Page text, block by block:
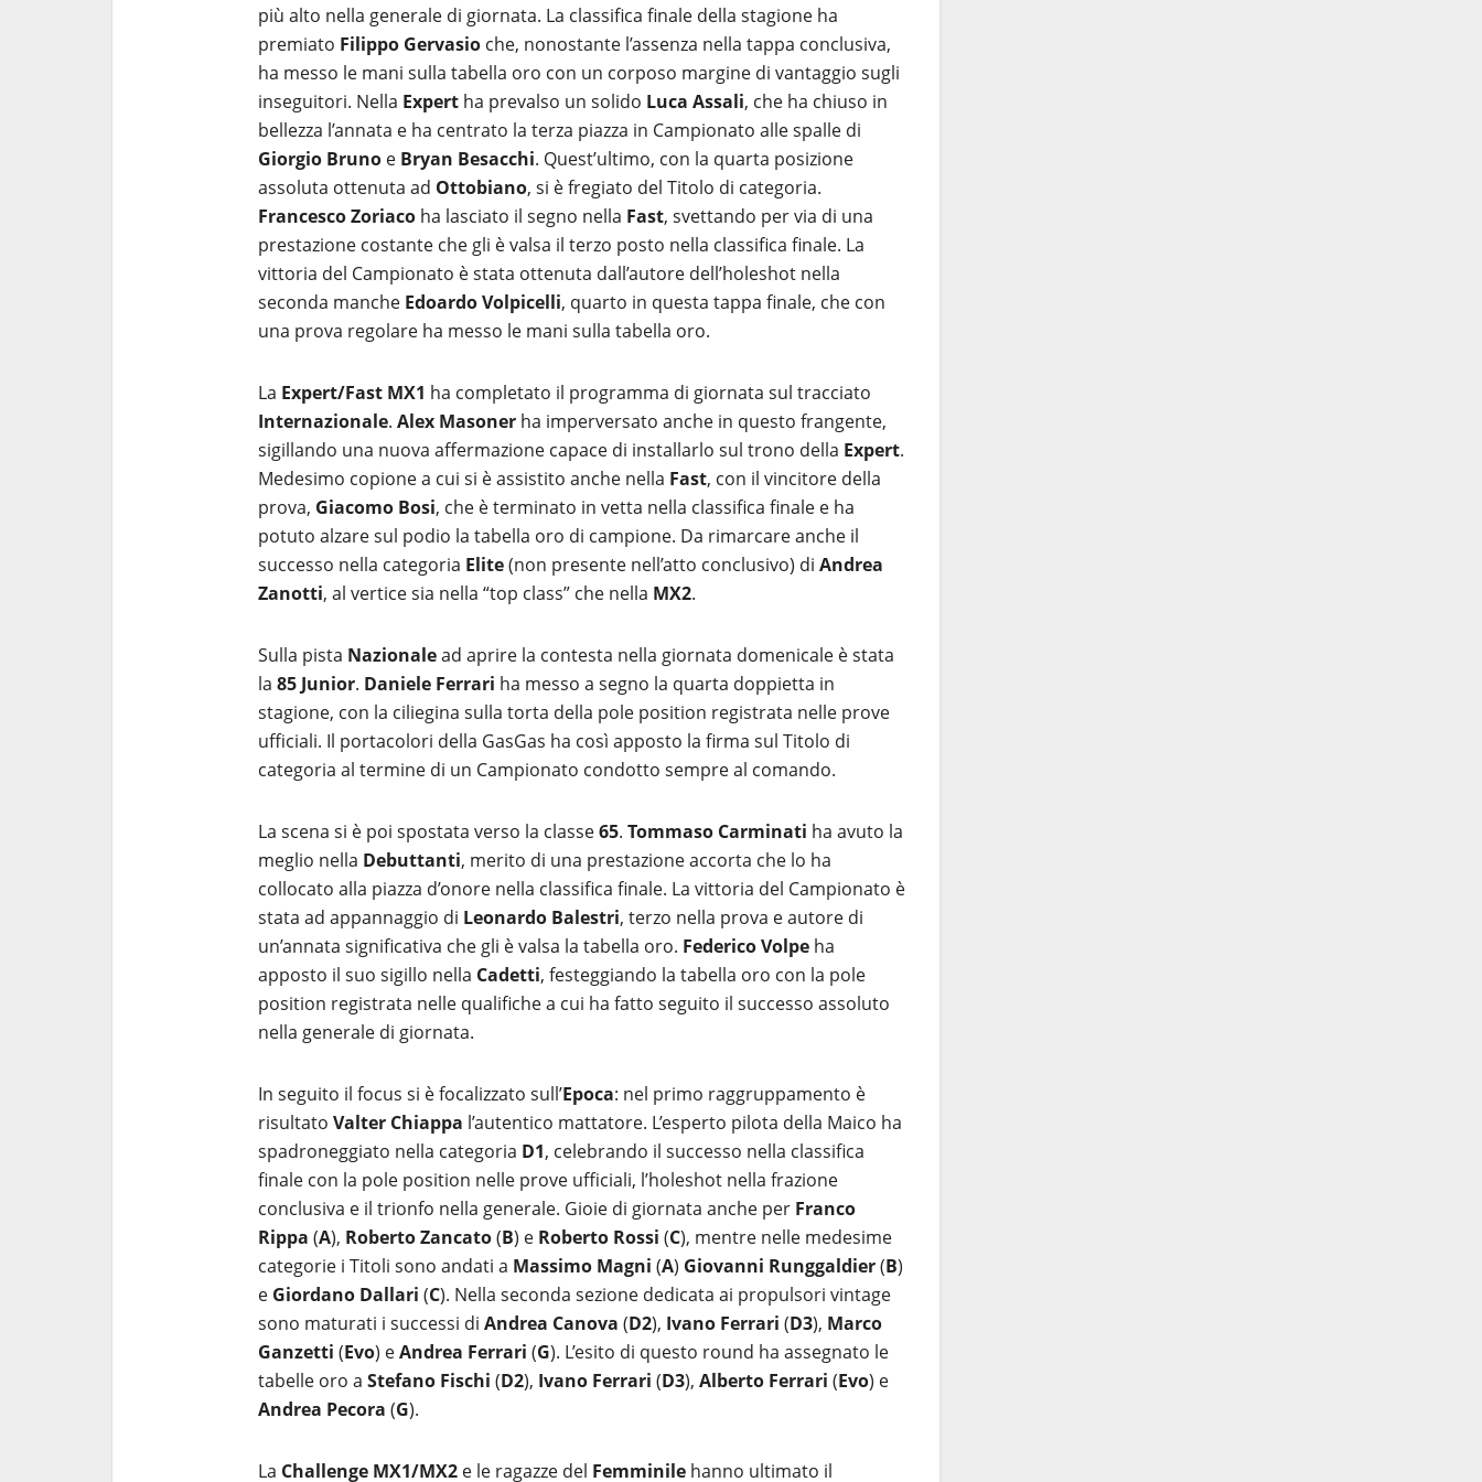
più alto nella generale di giornata. La classifica finale della stagione ha
premiato Filippo Gervasio che, nonostante l’assenza nella tappa conclusiva,
ha messo le mani sulla tabella oro con un corposo margine di vantaggio sugli
inseguitori. Nella Expert ha prevalso un solido Luca Assali, che ha chiuso in
bellezza l’annata e ha centrato la terza piazza in Campionato alle spalle di
Giorgio Bruno e Bryan Besacchi. Quest’ultimo, con la quarta posizione
assoluta ottenuta ad Ottobiano, si è fregiato del Titolo di categoria.
Francesco Zoriaco ha lasciato il segno nella Fast, svettando per via di una
prestazione costante che gli è valsa il terzo posto nella classifica finale. La
vittoria del Campionato è stata ottenuta dall’autore dell’holeshot nella
seconda manche Edoardo Volpicelli, quarto in questa tappa finale, che con
una prova regolare ha messo le mani sulla tabella oro.
La Expert/Fast MX1 ha completato il programma di giornata sul tracciato
Internazionale. Alex Masoner ha imperversato anche in questo frangente,
sigillando una nuova affermazione capace di installarlo sul trono della Expert.
Medesimo copione a cui si è assistito anche nella Fast, con il vincitore della
prova, Giacomo Bosi, che è terminato in vetta nella classifica finale e ha
potuto alzare sul podio la tabella oro di campione. Da rimarcare anche il
successo nella categoria Elite(non presente nell’atto conclusivo) di Andrea
Zanotti, al vertice sia nella “top class” che nella MX2.
Sulla pista Nazionalead aprire la contesta nella giornata domenicale è stata
la 85 Junior. Daniele Ferrari ha messo a segno la quarta doppietta in
stagione, con la ciliegina sulla torta della pole position registrata nelle prove
ufficiali. Il portacolori della GasGas ha così apposto la firma sul Titolo di
categoria al termine di un Campionato condotto sempre al comando.
La scena si è poi spostata verso la classe65. Tommaso Carminati ha avuto la
meglio nella Debuttanti, merito di una prestazione accorta che lo ha
collocato alla piazza d’onore nella classifica finale. La vittoria del Campionato è
stata ad appannaggio di Leonardo Balestri, terzo nella prova e autore di
un’annata significativa che gli è valsa la tabella oro. Federico Volpe ha
apposto il suo sigillo nella Cadetti, festeggiando la tabella oro con la pole
position registrata nelle qualifiche a cui ha fatto seguito il successo assoluto
nella generale di giornata.
In seguito il focus si è focalizzato sull’Epoca: nel primo raggruppamento è
risultato Valter Chiappa l’autentico mattatore. L’esperto pilota della Maico ha
spadroneggiato nella categoria D1, celebrando il successo nella classifica
finale con la pole position nelle prove ufficiali, l’holeshot nella frazione
conclusiva e il trionfo nella generale. Gioie di giornata anche per Franco
Rippa (A), Roberto Zancato(B) e Roberto Rossi (C), mentre nelle medesime
categorie i Titoli sono andati a Massimo Magni (A) Giovanni Runggaldier(B)
e Giordano Dallari (C). Nella seconda sezione dedicata ai propulsori vintage
sono maturati i successi di Andrea Canova (D2), Ivano Ferrari (D3), Marco
Ganzetti (Evo) eAndrea Ferrari (G). L’esito di questo round ha assegnato le
tabelle oro a Stefano Fischi (D2), Ivano Ferrari (D3), Alberto Ferrari (Evo) e
Andrea Pecora (G).
La Challenge MX1/MX2 e le ragazze del Femminile hanno ultimato il